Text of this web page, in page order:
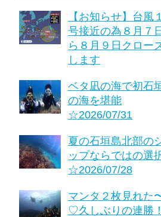
【お知らせ】台風
号接近の為８月７
ら８月９日クロー
します
ベタ凪の海で初石
の海を堪能
☆2026/07/31
夏の石垣島北部の
ップならではの選
☆2026/07/28
マンタ２枚見れた
♡久しぶりの連勝！